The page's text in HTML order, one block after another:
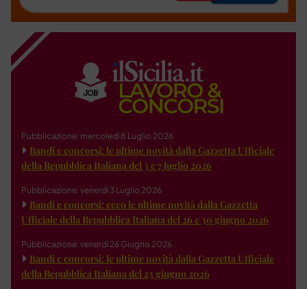
Pubblicazione: mercoledì 8 Luglio 2026
Bandi e concorsi: le ultime novità dalla Gazzetta Ufficiale
della Repubblica Italiana del 3 e 7 luglio 2026
Pubblicazione: venerdì 3 Luglio 2026
Bandi e concorsi: ecco le ultime novità dalla Gazzetta
Ufficiale della Repubblica Italiana del 26 e 30 giugno 2026
Pubblicazione: venerdì 26 Giugno 2026
Bandi e concorsi: le ultime novità dalla Gazzetta Ufficiale
della Repubblica Italiana del 23 giugno 2026